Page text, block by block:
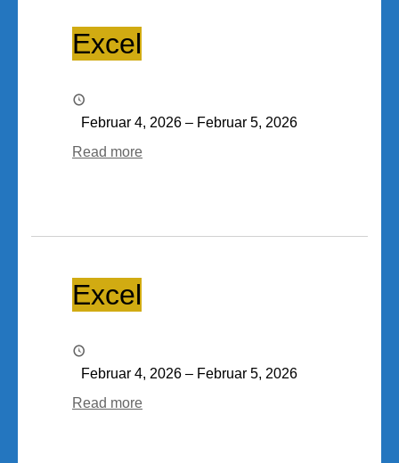
Excel
Februar 4, 2026 – Februar 5, 2026
Read more
Excel
Februar 4, 2026 – Februar 5, 2026
Read more